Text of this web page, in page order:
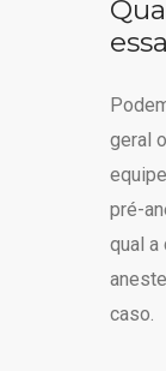
geral
pré-
qual a
caso.